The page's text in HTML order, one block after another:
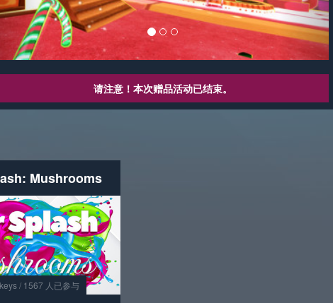
请注意！本次赠品活动已结束。
Mushrooms
/ 1567 人已参与